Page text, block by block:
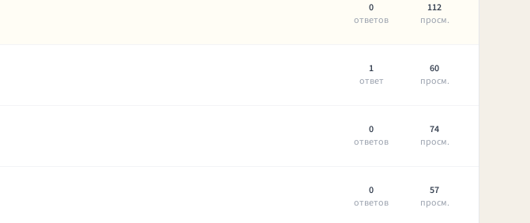
0
ответов
112
просм.
1
ответ
60
просм.
0
ответов
74
просм.
0
ответов
57
просм.